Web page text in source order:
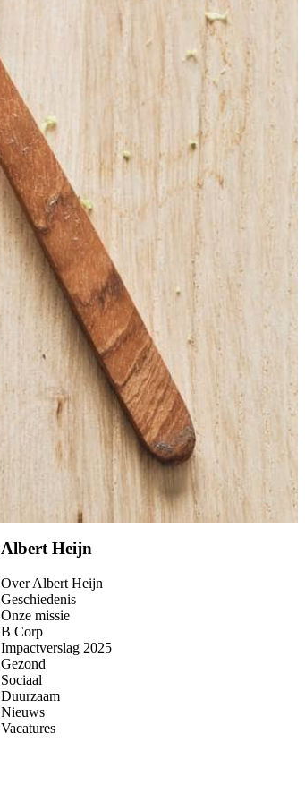
Albert Heijn
Over Albert Heijn
Geschiedenis
Onze missie
B Corp
Impactverslag 2025
Gezond
Sociaal
Duurzaam
Nieuws
Vacatures